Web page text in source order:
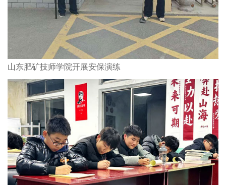
山东肥矿技师学院开展安保演练